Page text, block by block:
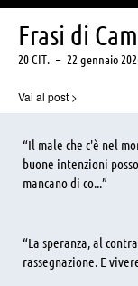
Frasi di
20 CIT. – 22 gennaio
Vai al post >
“Il male che c'è nel
buone intenzioni
mancano di co...”
“La speranza, al
rassegnazione. E